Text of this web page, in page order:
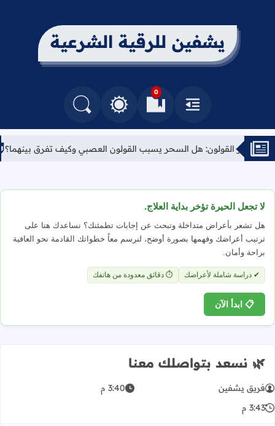
يشفين للرقية الشرعية
القائمة
0
العلامات المرجعيةالتغيير بين الوضع النهاري والداكن
البحث في المدونة
القولون: هل السحر يسبب القولون العصبي وكيف تفرق بينهما؟
لا تجعل الحيرة تؤخر بداية العلاج.
هل تشعر بأعراض متداخلة وتبحث عن إجابات تطمئنك؟ نساعدك هنا على
ترتيب أعراضك وفهمها بصورة أوضح، لنرسم معاً خطواتك القادمة نحو العافية
براحة وأمان.
✔ دراسة شاملة لأعراضك ⏱ دقائق معدودة من هاتفك
📋 ابدأ الآن
🌿 نسعد بتواصلك معنا
فريق يشفين
3:40 م
3:43 م